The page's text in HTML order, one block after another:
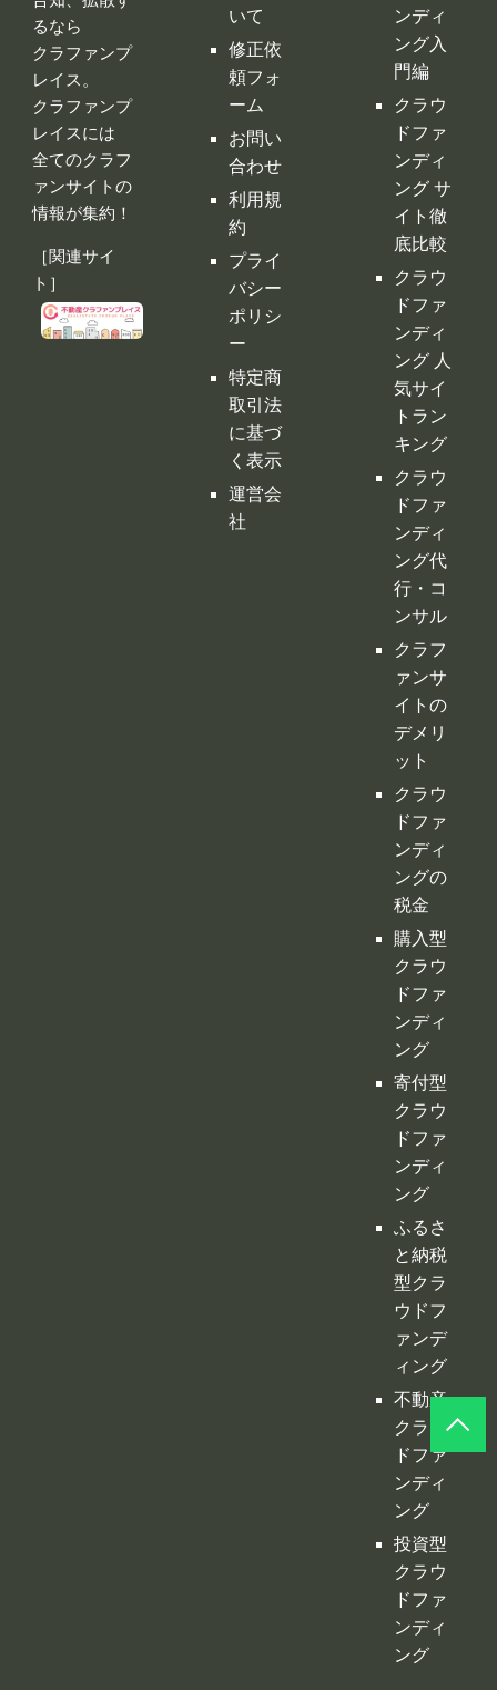
レイスには
全てのクラフ
ァンサイトの
情報が集約！
［関連サイ
ト］
お問い
合わせ
利用規
約
プライ
バシー
ポリシ
ー
特定商
取引法
に基づ
く表示
運営会
社
ドファ
ンディ
ング サ
イト徹
底比較
クラウ
ドファ
ンディ
ング 人
気サイ
トラン
キング
クラウ
ドファ
ンディ
ング代
行・コ
ンサル
クラフ
ァンサ
イトの
デメリ
ット
クラウ
ドファ
ンディ
ングの
税金
購入型
クラウ
ドファ
ンディ
ング
寄付型
クラウ
ドファ
ンディ
ング
ふるさ
と納税
型クラ
ウドフ
ァンデ
ィング
不動産
クラウ
ドファ
ンディ
ング
投資型
クラウ
ドファ
ンディ
ング